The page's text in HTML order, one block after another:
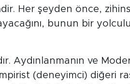
Her şeyden önce,
bunun bir
Aydınlanmanın ve
(deneyimci) diğeri